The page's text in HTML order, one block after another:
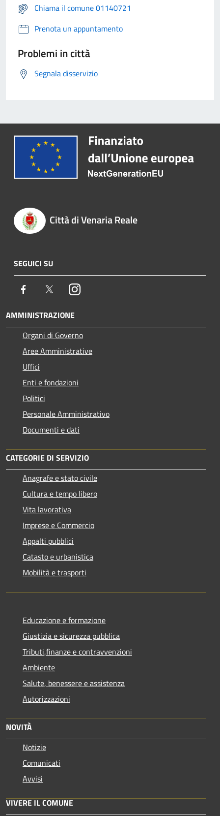
Chiama il comune 01140721
Prenota un appuntamento
Problemi in città
Segnala disservizio
Città di Venaria Reale
SEGUICI SU
Facebook TwitterInstagram
AMMINISTRAZIONE
Organi di Governo
Aree Amministrative
Uffici
Enti e fondazioni
Politici
Personale Amministrativo
Documenti e dati
CATEGORIE DI SERVIZIO
Anagrafe e stato civile
Cultura e tempo libero
Vita lavorativa
Imprese e Commercio
Appalti pubblici
Catasto e urbanistica
Mobilità e trasporti
Educazione e formazione
Giustizia e sicurezza pubblica
Tributi,finanze e contravvenzioni
Ambiente
Salute, benessere e assistenza
Autorizzazioni
NOVITÀ
Notizie
Comunicati
Avvisi
VIVERE IL COMUNE